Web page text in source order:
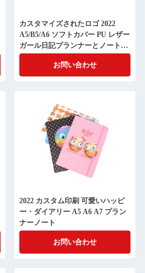
カスタマイズされたロゴ 2022
A5/B5/A6 ソフトカバー PU レザー
ガール日記プランナーとノートブ
ック
お問い合わせ
2022 カスタム印刷 可愛いハッピ
ー・ダイアリー A5 A6 A7 プラン
ナーノート
お問い合わせ